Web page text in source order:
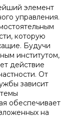
элемент
управления.
которую
Будучи
институтом,
действие
От
зависит
обеспечивает
на